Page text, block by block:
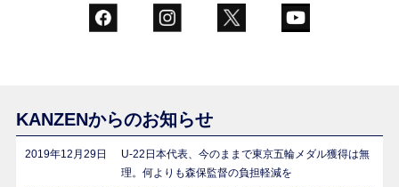
KANZENからのお知らせ
2019年12月29日
U-22日本代表、今のままで東京五輪メダル獲得は無
理。何よりも森保監督の負担軽減を